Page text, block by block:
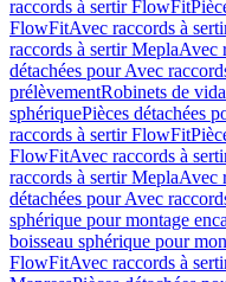
raccords à sertir FlowFit
FlowFitAvec raccords à
raccords à sertir MeplaAvec
détachées pour Avec
prélèvementRobinets de
sphériquePièces détachées
raccords à sertir FlowFit
FlowFitAvec raccords à
raccords à sertir MeplaAvec
détachées pour Avec
sphérique pour montage
boisseau sphérique pour
FlowFitAvec raccords à